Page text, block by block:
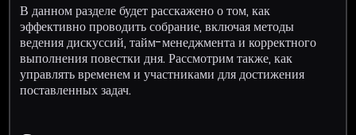
В данном разделе будет расскажено о том, как
эффективно проводить собрание, включая методы
ведения дискуссий, тайм-менеджмента и корректного
выполнения повестки дня. Рассмотрим также, как
управлять временем и участниками для достижения
поставленных задач.